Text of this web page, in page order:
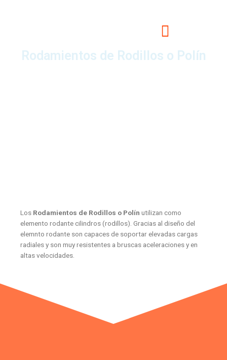
Rodamientos de Rodillos o Polín
Los Rodamientos de Rodillos o Polín utilizan como
elemento rodante cilindros (rodillos). Gracias al diseño del
elemnto rodante son capaces de soportar elevadas cargas
radiales y son muy resistentes a bruscas aceleraciones y en
altas velocidades.